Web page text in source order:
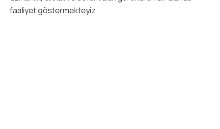
faaliyet göstermekteyiz.